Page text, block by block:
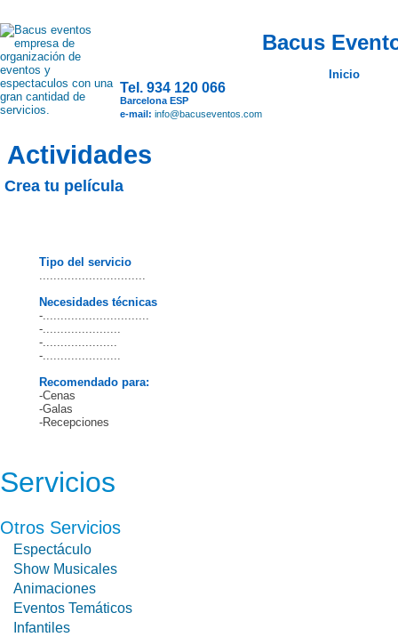
Bacus
Inicio
Tel. 934 120 066
Barcelona ESP
e-mail: info@bacuseventos.com
Actividades
Crea tu película
Tipo del servicio
..............................
Necesidades técnicas
-..............................
-......................
-.....................
-......................
Recomendado para:
-Cenas
-Galas
-Recepciones
Servicios
Otros Servicios
Espectáculo
Show Musicales
Animaciones
Eventos Temáticos
Infantiles